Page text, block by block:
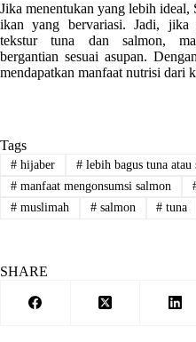
Jika menentukan yang lebih
ikan yang bervariasi. Jadi, jika
tekstur tuna dan salmon,
bergantian sesuai asupan.
mendapatkan manfaat nutrisi dari
Tags
#hijaber #lebih bagus tuna atau
#manfaat mengonsumsi salmon
#muslimah #salmon # tuna
SHARE